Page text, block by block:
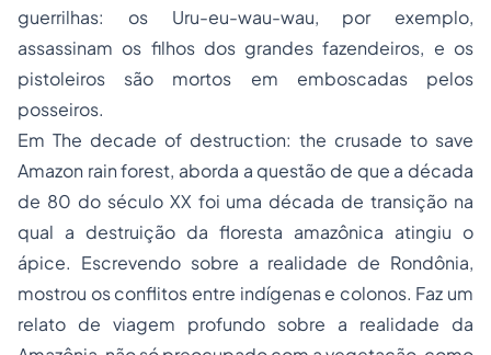
guerrilhas: os Uru-eu-wau-wau, por exemplo,
assassinam os filhos dos grandes fazendeiros, e os
pistoleiros são mortos em emboscadas pelos
posseiros.
Em The decade of destruction: the crusade to save
Amazon rain forest, aborda a questão de que a década
de 80 do século XX foi uma década de transição na
qual a destruição da floresta amazônica atingiu o
ápice. Escrevendo sobre a realidade de Rondônia,
mostrou os conflitos entre indígenas e colonos. Faz um
relato de viagem profundo sobre a realidade da